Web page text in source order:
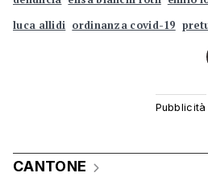
luca allidi ordinanza covid-19
CANTONE